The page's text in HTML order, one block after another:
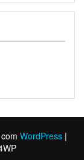
WordPress |